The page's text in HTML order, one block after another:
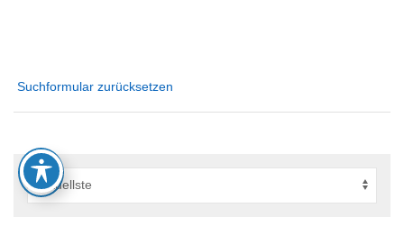
Suchformular zurücksetzen